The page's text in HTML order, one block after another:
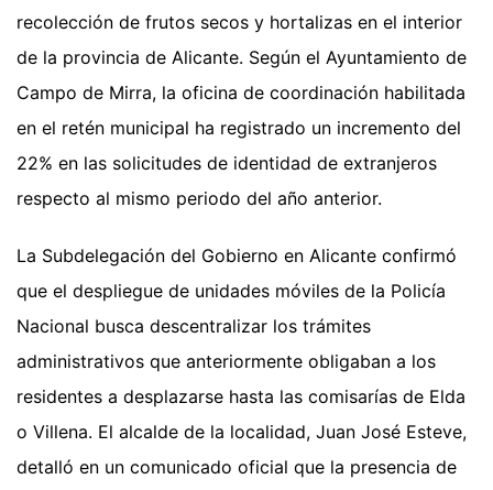
recolección de frutos secos y hortalizas en el interior
de la provincia de Alicante. Según el Ayuntamiento de
Campo de Mirra, la oficina de coordinación habilitada
en el retén municipal ha registrado un incremento del
22% en las solicitudes de identidad de extranjeros
respecto al mismo periodo del año anterior.
La Subdelegación del Gobierno en Alicante confirmó
que el despliegue de unidades móviles de la Policía
Nacional busca descentralizar los trámites
administrativos que anteriormente obligaban a los
residentes a desplazarse hasta las comisarías de Elda
o Villena. El alcalde de la localidad, Juan José Esteve,
detalló en un comunicado oficial que la presencia de